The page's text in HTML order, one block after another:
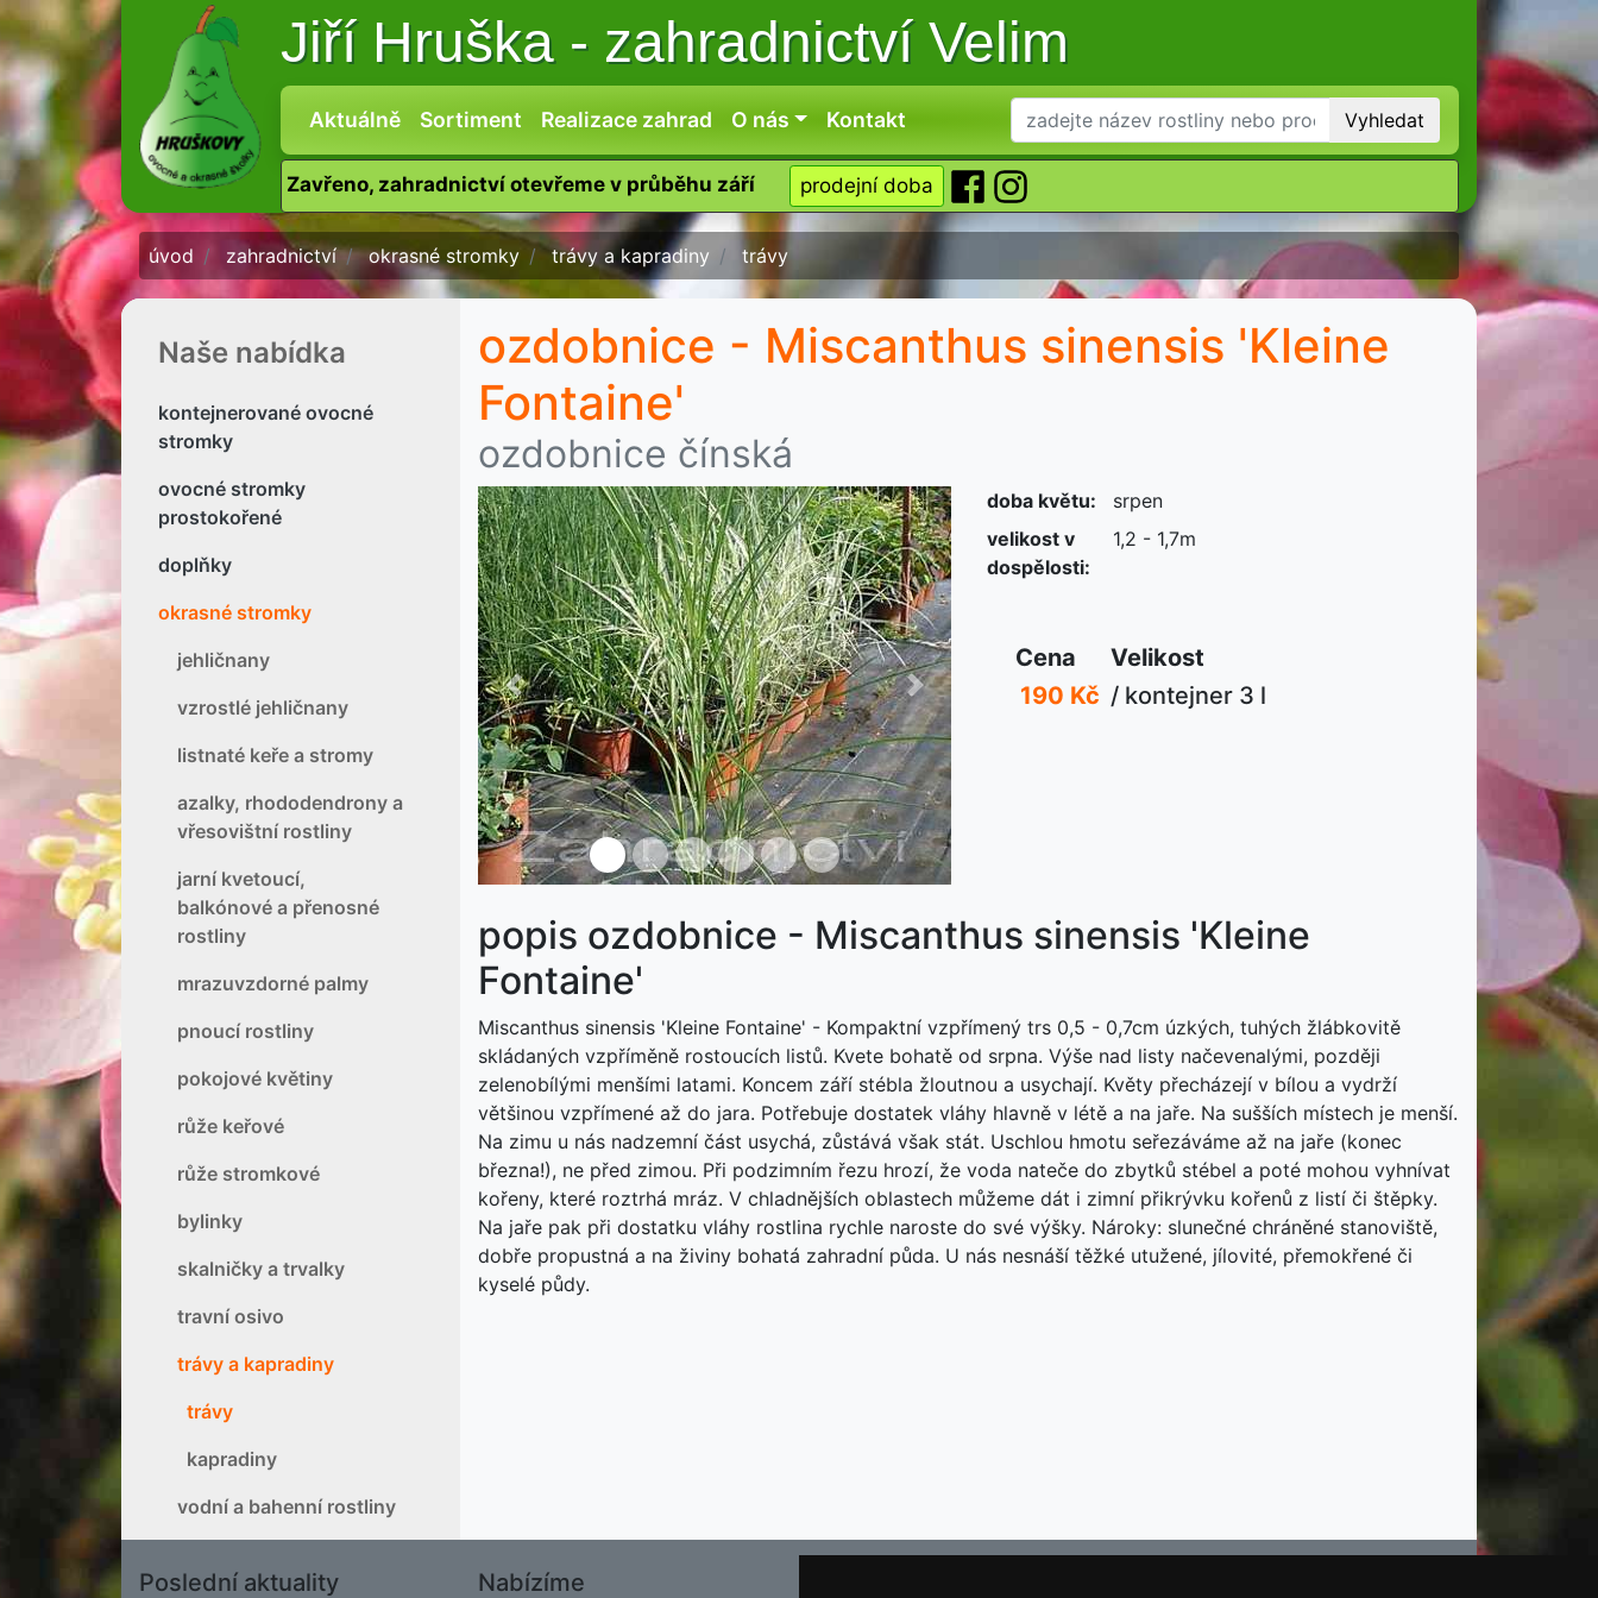
Jiří Hruška -zahradnictví Velim
Aktuálně Sortiment Realizace zahrad O nás Kontakt Vyhledat
Zavřeno, zahradnictví otevřeme v průběhu září prodejní doba
úvod zahradnictví okrasné stromky trávy a kapradiny trávy
Naše nabídka
kontejnerované ovocné
stromky
ovocné stromky
prostokořené
doplňky
okrasné stromky
jehličnany
vzrostlé jehličnany
listnaté keře a stromy
azalky, rhododendrony a
vřesovištní rostliny
jarní kvetoucí,
balkónové a přenosné
rostliny
mrazuvzdorné palmy
pnoucí rostliny
pokojové květiny
růže keřové
růže stromkové
bylinky
skalničky a trvalky
travní osivo
trávy a kapradiny
trávy
kapradiny
vodní a bahenní rostliny
ozdobnice - Miscanthus sinensis 'Kleine
Fontaine'
ozdobnice čínská
Předchozí Další
doba květu:
srpen
velikost v
dospělosti:
1,2 - 1,7m
Cena
Velikost
190 Kč / kontejner 3 l
popis ozdobnice - Miscanthus sinensis 'Kleine
Fontaine'
Miscanthus sinensis 'Kleine Fontaine' - Kompaktní vzpřímený trs 0,5 - 0,7cm úzkých, tuhých žlábkovitě
skládaných vzpříměně rostoucích listů. Kvete bohatě od srpna. Výše nad listy načevenalými, později
zelenobílými menšími latami. Koncem září stébla žloutnou a usychají. Květy přecházejí v bílou a vydrží
většinou vzpřímené až do jara. Potřebuje dostatek vláhy hlavně v létě a na jaře. Na sušších místech je menší.
Na zimu u nás nadzemní část usychá, zůstává však stát. Uschlou hmotu seřezáváme až na jaře (konec
března!), ne před zimou. Při podzimním řezu hrozí, že voda nateče do zbytků stébel a poté mohou vyhnívat
kořeny, které roztrhá mráz. V chladnějších oblastech můžeme dát i zimní přikrývku kořenů z listí či štěpky.
Na jaře pak při dostatku vláhy rostlina rychle naroste do své výšky. Nároky: slunečné chráněné stanoviště,
dobře propustná a na živiny bohatá zahradní půda. U nás nesnáší těžké utužené, jílovité, přemokřené či
kyselé půdy.
Poslední aktuality Nabízíme